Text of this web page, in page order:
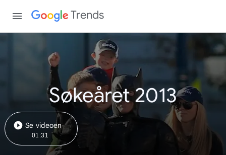
Trends
Søkeåret 2013
Se videoen
01:31